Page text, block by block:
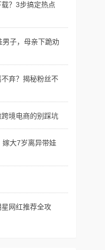
？3步搞定热点
子，母亲下跪劝
弃？揭秘粉丝不
境电商的别踩坑
嫁大7岁离异带娃
网红推荐全攻